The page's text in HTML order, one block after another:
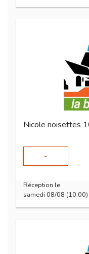
Nicole noisettes
-
Réception le
samedi 08/08 (10:00)